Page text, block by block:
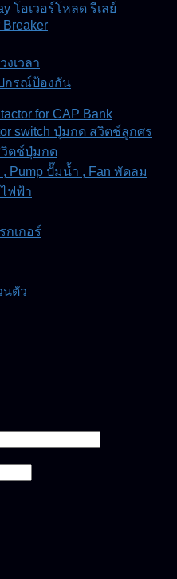
โอเวอร์โหลด รีเลย์
Breaker
งเวลา
ปกรณ์ป้องกัน
for CAP Bank
switch ปุ่มกด สวิตช์ลูกศร
วิตช์ปุ่มกด
, Pump ปั๊มน้ำ , Fan พัดลม
ฟฟ้า
กเกอร์
นตัว